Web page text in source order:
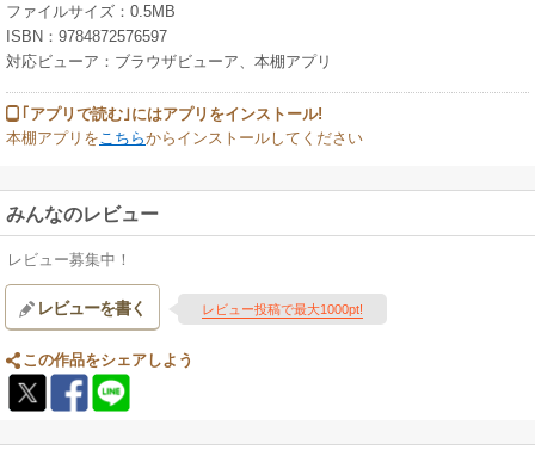
ファイルサイズ：0.5MB
ISBN：9784872576597
対応ビューア：ブラウザビューア、本棚アプリ
｢アプリで読む｣にはアプリをインストール!
本棚アプリを こちらからインストールしてください
みんなのレビュー
レビュー募集中！
レビューを書く レビュー投稿で最大1000pt!
この作品をシェアしよう